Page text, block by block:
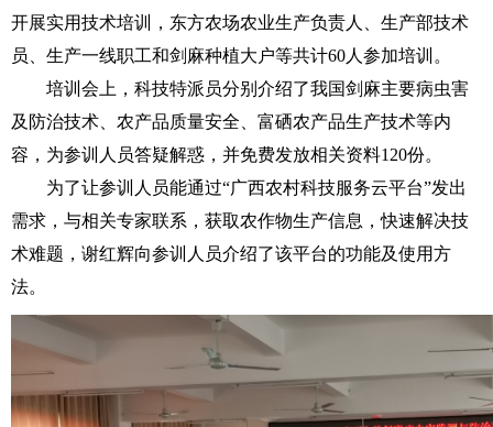
开展实用技术培训，东方农场农业生产负责人、生产部技术
员、生产一线职工和剑麻种植大户等共计60人参加培训。
培训会上，科技特派员分别介绍了我国剑麻主要病虫害
及防治技术、农产品质量安全、富硒农产品生产技术等内
容，为参训人员答疑解惑，并免费发放相关资料120份。
为了让参训人员能通过“广西农村科技服务云平台”发出
需求，与相关专家联系，获取农作物生产信息，快速解决技
术难题，谢红辉向参训人员介绍了该平台的功能及使用方
法。